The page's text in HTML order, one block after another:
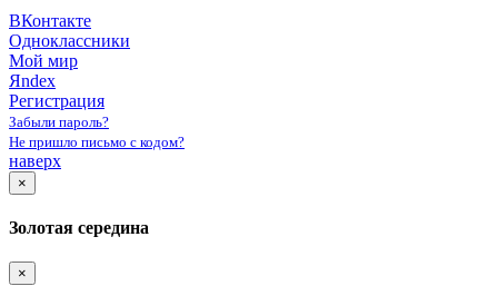
ВКонтакте
Одноклассники
Мой мир
Яndex
Регистрация
Забыли пароль?
Не пришло письмо с кодом?
наверх
×
Золотая середина
×